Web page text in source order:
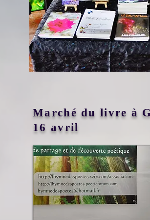
Marché du livre à
16 avril